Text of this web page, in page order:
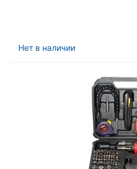
Нет в наличии